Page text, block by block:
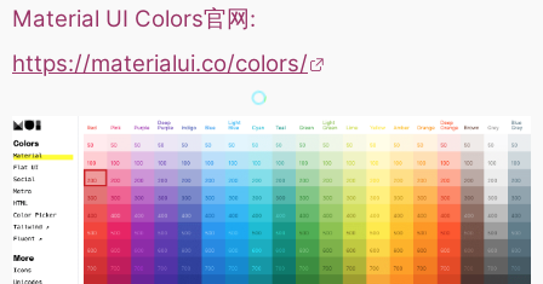
Material UI Colors官网:
https://materialui.co/colors/